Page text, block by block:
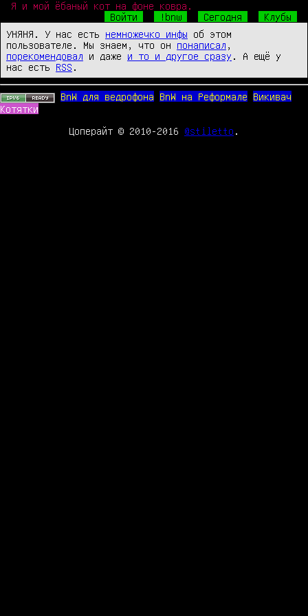
Я и мой ёбаный кот на фоне ковра.
Войти
!bnw Сегодня
Клубы
УНЯНЯ. У нас есть немножечко инфы об этом
пользователе. Мы знаем, что он понаписал
порекомендовал и даже и то и другое сразу . А ещё у
нас есть RSS
BnW для ведрофона BnW на Реформале
Викивач
Котятки
Цоперайт © 2010-2016 @stiletto